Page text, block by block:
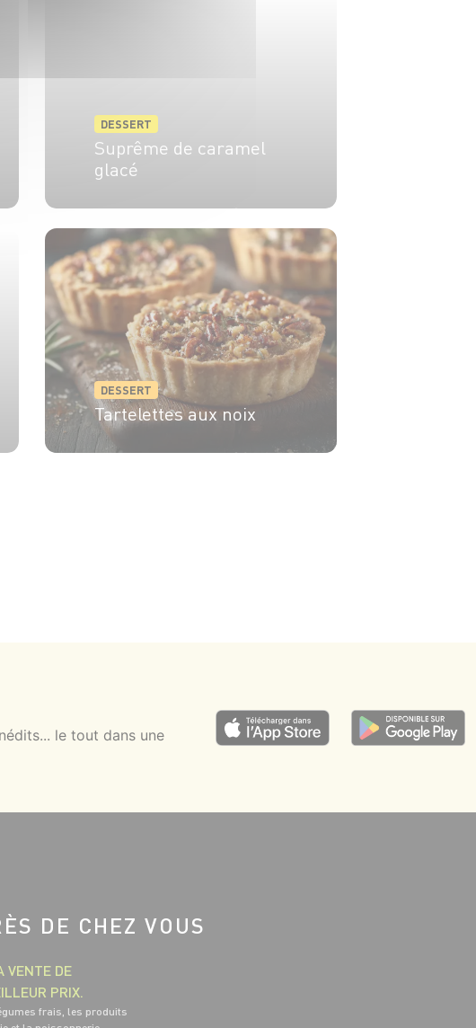
DESSERT
Suprême de caramel
glacé
DESSERT
Tartelettes aux noix
le tout dans une
DE CHEZ VOUS
VENTE DE
PRIX.
frais, les produits